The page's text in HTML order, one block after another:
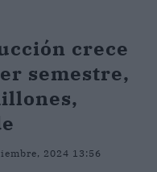
crece
semestre,
2024 13:56